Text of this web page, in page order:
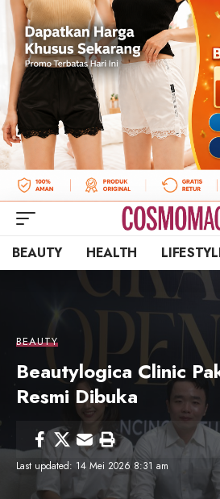
BEAUTY HEALTH
BEAUTY
Beautylogica Clinic
Resmi Dibuka
Last updated: 14 Mei 2026 8:31 am